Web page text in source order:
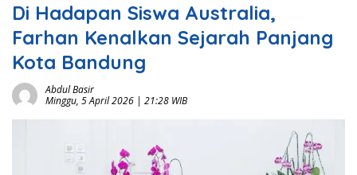
Di Hadapan Siswa Australia,
Farhan Kenalkan Sejarah Panjang
Kota Bandung
Abdul Basir
Minggu, 5 April 2026 | 21:28 WIB